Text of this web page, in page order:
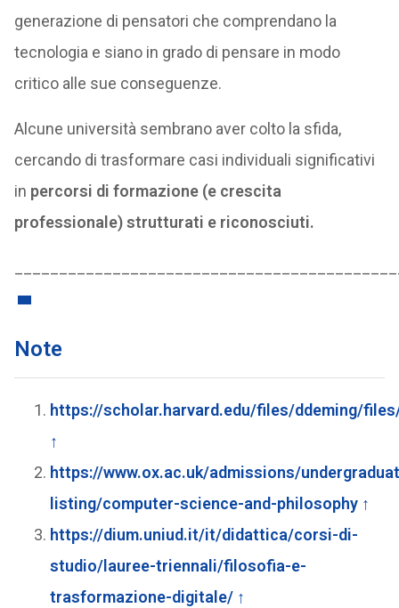
generazione di pensatori che comprendano la
tecnologia e siano in grado di pensare in modo
critico alle sue conseguenze.
Alcune università sembrano aver colto la sfida,
cercando di trasformare casi individuali significativi
in percorsi di formazione (e crescita
professionale) strutturati e riconosciuti.
Note
https://scholar.harvard.edu/files/ddeming/
↑
https://www.ox.ac.uk/admissions/
listing/computer-science-and-philosophy ↑
https://dium.uniud.it/it/didattica/corsi-di-
studio/lauree-triennali/filosofia-e-
trasformazione-digitale/ ↑